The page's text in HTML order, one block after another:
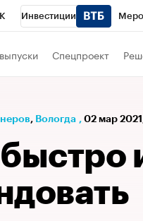
Инвестиции
Спецпроект
⁠, Вологда , 02 мар
быстро